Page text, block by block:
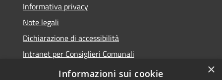
Informativa privacy
Note legali
Dichiarazione di accessibilità
Intranet per Consiglieri Comunali
Codice Univoco Fatturazione Elettronica
×
Informazioni sui cookie